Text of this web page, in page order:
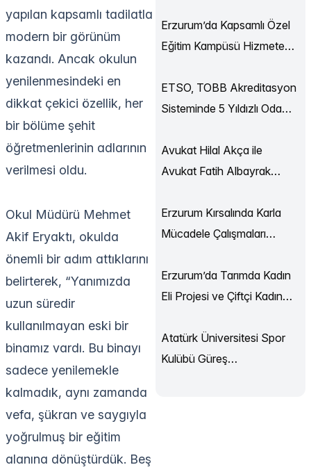
yapılan kapsamlı tadilatla
modern bir görünüm
kazandı. Ancak okulun
yenilenmesindeki en
dikkat çekici özellik, her
bir bölüme şehit
öğretmenlerinin adlarının
verilmesi oldu.
Okul Müdürü Mehmet
Akif Eryaktı, okulda
önemli bir adım attıklarını
belirterek, “Yanımızda
uzun süredir
kullanılmayan eski bir
binamız vardı. Bu binayı
sadece yenilemekle
kalmadık, aynı zamanda
vefa, şükran ve saygıyla
yoğrulmuş bir eğitim
alanına dönüştürdük. Beş
Erzurum’da Kapsamlı Özel
Eğitim Kampüsü Hizmete
ETSO, TOBB Akreditasyon
Sisteminde 5 Yıldızlı Oda
Avukat Hilal Akça ile
Avukat Fatih Albayrak
Erzurum Kırsalında Karla
Mücadele Çalışmaları
Erzurum’da Tarımda Kadın
Eli Projesi ve Çiftçi Kadın
Atatürk Üniversitesi Spor
Kulübü Güreş